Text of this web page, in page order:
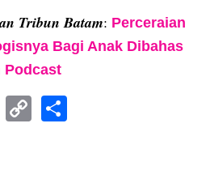
Tribun Batam: Perceraian
Bagi Anak Dibahas
Podcast
LinkedIn
Copy